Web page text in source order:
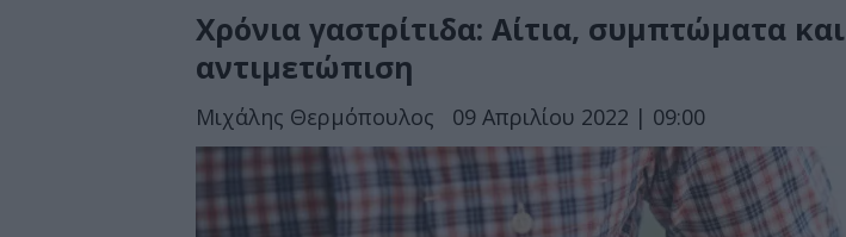
Χρόνια γαστρίτιδα: Αίτια, συμπτώματα και
αντιμετώπιση
Μιχάλης Θερμόπουλος 09 Απριλίου 2022 | 09:00